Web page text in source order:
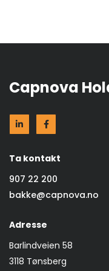
Capnova
Ta kontakt
907 22 200
bakke@capnova.no
Adresse
Barlindveien 58
3118 Tønsberg